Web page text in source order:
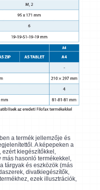
a termék jellemzője és
A képepeken a
ezért kiegészítőkkel,
hasonló termékekkel,
tárgyak és eszközök (más
divatkiegészítők,
ezek illusztrációk,